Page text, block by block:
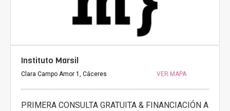
Instituto Marsil
Clara Campo Amor 1, Cáceres VER MAPA
PRIMERA CONSULTA GRATUITA & FINANCIACIÓN A